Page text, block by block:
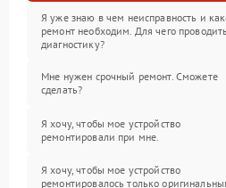
Я уже знаю в чем неисправность и
ремонт необходим. Для чего проводить
диагностику?
Мне нужен срочный ремонт. Сможете
сделать?
Я хочу, чтобы мое устройство
ремонтировали при мне.
Я хочу, чтобы мое устройство
ремонтировалось только